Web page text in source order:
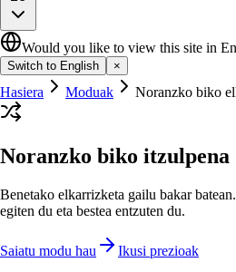
Would you like to view this site in
Switch to English ×
Hasiera Moduak Noranzko biko
Noranzko biko itzulpena
Benetako elkarrizketa gailu bakar
egiten du eta bestea entzuten du.
Saiatu modu hau
Ikusi prezioak